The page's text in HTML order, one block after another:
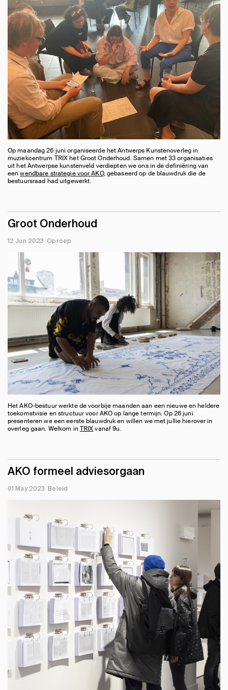
Op maandag 26 juni organiseerde het Antwerps Kunstenoverleg in
muziekcentrum TRIX het Groot Onderhoud. Samen met 33 organisaties
uit het Antwerpse kunstenveld verdiepten we ons in de definiëring van
eenwendbare strategie voor AKO, gebaseerd op de blauwdruk die de
bestuursraad had uitgewerkt.
Groot Onderhoud
12 Jun 2023 Oproep
Het AKO-bestuur werkte de voorbije maanden aan een nieuwe en heldere
toekomstvisie en structuur voor AKO op lange termijn. Op 26 juni
presenteren we een eerste blauwdruk en willen we met jullie hierover in
overleg gaan. Welkom inTRIXvanaf 9u.
AKO formeel adviesorgaan
01 May 2023 Beleid